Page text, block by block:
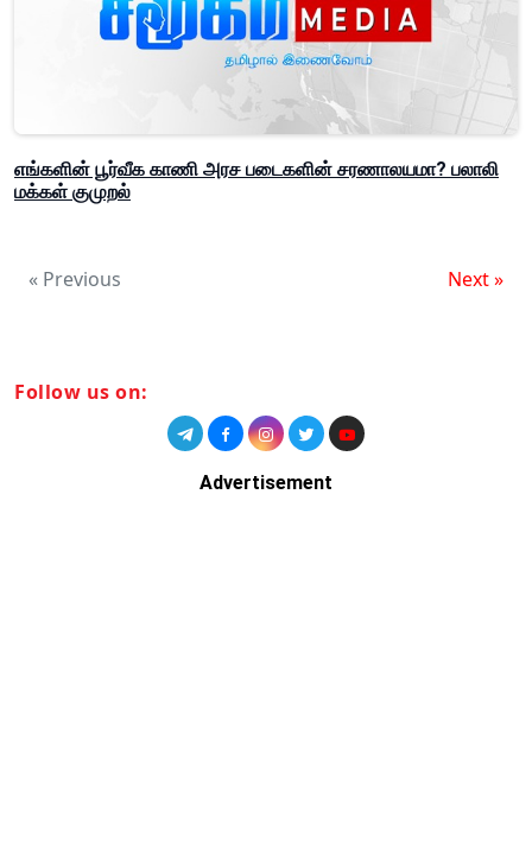
எங்களின் பூர்வீக காணி அரச படைகளின் சரணாலயமா? பலாலி
மக்கள் குமுறல்
« Previous Next »
Follow us on:
Advertisement